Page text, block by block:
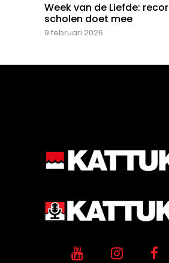
Week van de Liefde:
scholen doet mee
9 februari 2026